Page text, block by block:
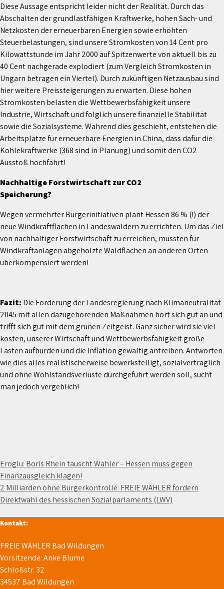
Diese Aussage entspricht leider nicht der Realität. Durch das
Abschalten der grundlastfähigen Kraftwerke, hohen Sach- und
Netzkosten der erneuerbaren Energien sowie erhöhten
Steuerbelastungen, sind unsere Stromkosten von 14 Cent pro
Kilowattstunde im Jahr 2000 auf Spitzenwerte von aktuell bis zu
40 Cent nachgerade explodiert (zum Vergleich Stromkosten in
Ungarn betragen ein Viertel). Durch zukünftigen Netzausbau sind
hier weitere Preissteigerungen zu erwarten. Diese hohen
Stromkosten belasten die Wettbewerbsfähigkeit unsere
Industrie, Wirtschaft und folglich unsere finanzielle Stabilität
sowie die Sozialsysteme. Während dies geschieht, entstehen die
Arbeitsplätze für erneuerbare Energien in China, dass dafür die
Kohlekraftwerke (368 sind in Planung) und somit den CO2
Ausstoß hochfährt!
Nachhaltige Forstwirtschaft zur CO2
Speicherung?
Wegen vermehrter Bürgerinitiativen plant Hessen 86 % (!) der
neue Windkraftflächen in Landeswäldern zu errichten. Um das Ziel
von nachhaltiger Forstwirtschaft zu erreichen, müssten für
Windkraftanlagen abgeholzte Waldflächen an anderen Orten
überkompensiert werden!
Fazit: Die Forderung der Landesregierung nach Klimaneutralität
2045 mit allen dazugehörenden Maßnahmen hört sich gut an und
trifft sich gut mit dem grünen Zeitgeist. Ganz sicher wird sie viel
kosten, unserer Wirtschaft und Wettbewerbsfähigkeit große
Lasten aufbürden und die Inflation gewaltig antreiben. Antworten
wie dies alles realistischerweise bewerkstelligt, sozialverträglich
und ohne Wohlstandsverluste durchgeführt werden soll, sucht
man jedoch vergeblich!
Beitragsnavigation
Eroglu: Boris Rhein täuscht Wähler – Hessen muss gegen
Finanzausgleich klagen!
2 Milliarden ohne Bürgerkontrolle: FREIE WÄHLER fordern
Direktwahl des hessischen Sozialparlaments (LWV)
Kontakt:
FREIE WÄHLER Bad Wildungen
Vorsitzende: Anke Blume
Schloßstr. 32
34537 Bad Wildungen